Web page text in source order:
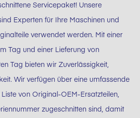
Servicepaket! Unsere
Experten für Ihre Maschinen und
verwendet werden. Mit einer
Tag und einer Lieferung von
Tag bieten wir Zuverlässigkeit,
Wir verfügen über eine umfassende
von Original-OEM-Ersatzteilen,
zugeschnitten sind, damit